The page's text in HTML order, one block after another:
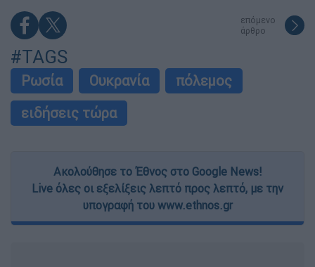
επόμενο
άρθρο
#TAGS
Ρωσία Ουκρανία
πόλεμος
ειδήσεις τώρα
Ακολούθησε το Έθνος στο Google News!
Live όλες οι εξελίξεις λεπτό προς λεπτό, με την
υπογραφή του www.ethnos.gr